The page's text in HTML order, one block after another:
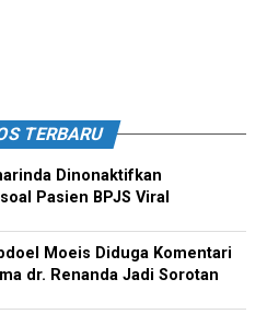
TERBARU
Dinonaktifkan
Pasien BPJS Viral
Moeis Diduga Komentari
dr. Renanda Jadi Sorotan